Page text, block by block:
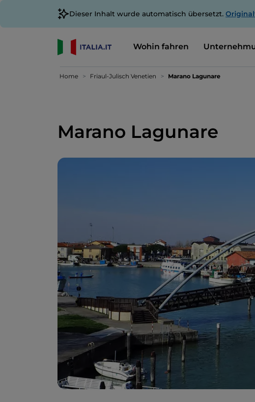
Dieser Inhalt wurde automatisch übersetzt.
Wohin fahren
Home Friaul-Julisch Venetien Marano Lagunare
Marano Lagunare